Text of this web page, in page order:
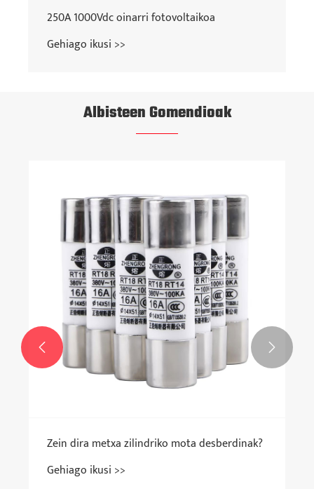
250A 1000Vdc oinarri fotovoltaikoa
Gehiago ikusi >>
Albisteen Gomendioak
Zein dira metxa zilindriko mota desberdinak?
Gehiago ikusi >>
 